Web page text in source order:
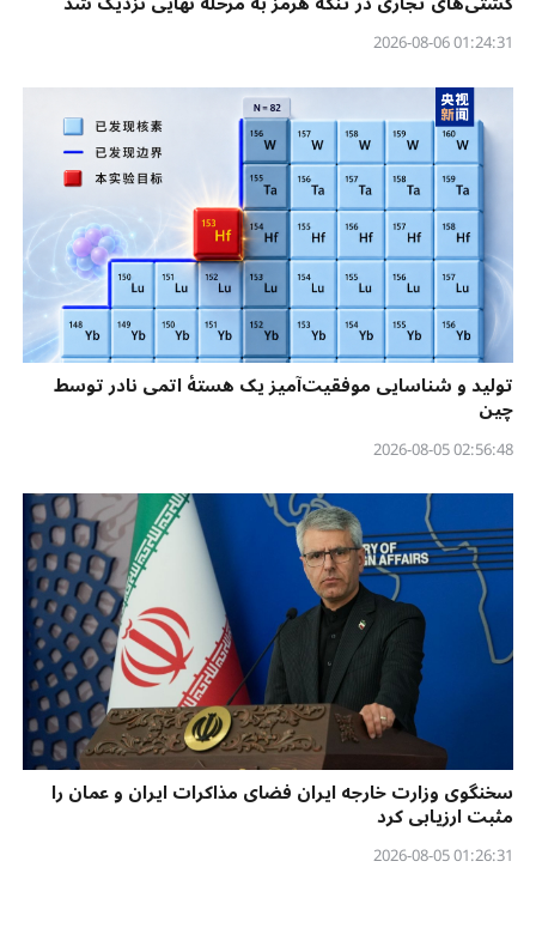
01:24:31 2026-08-06
تولید و شناسایی موفقیت‌آمیز یک هستهٔ اتمی نادر توسط
چین
02:56:48 2026-08-05
سخنگوی وزارت خارجه ایران فضای مذاکرات ایران و عمان را
مثبت ارزیابی کرد
01:26:31 2026-08-05